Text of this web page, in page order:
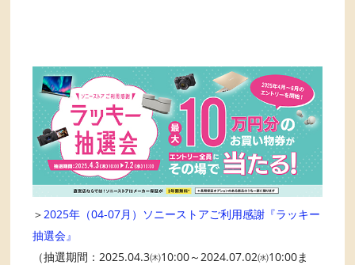
＞ 2025年（04-07月）ソニーストアご利用感謝『ラッキー
抽選会』
（抽選期間：2025.04.3㈭10:00～2024.07.02㈬10:00ま